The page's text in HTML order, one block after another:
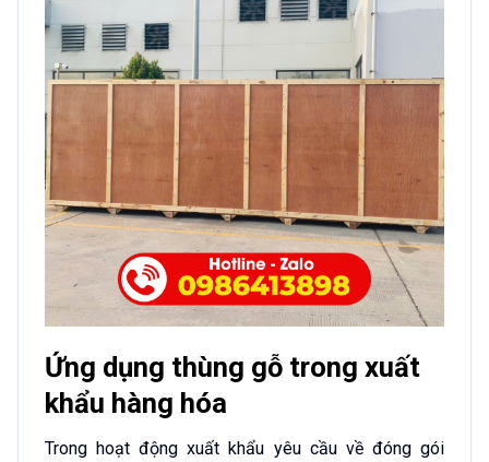
Ứng dụng thùng gỗ trong xuất
khẩu hàng hóa
Trong hoạt động xuất khẩu yêu cầu về đóng gói